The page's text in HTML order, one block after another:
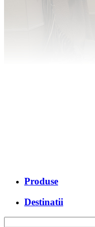
Produse
Destinatii